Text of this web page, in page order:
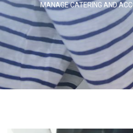
MANAGE CATERING AND